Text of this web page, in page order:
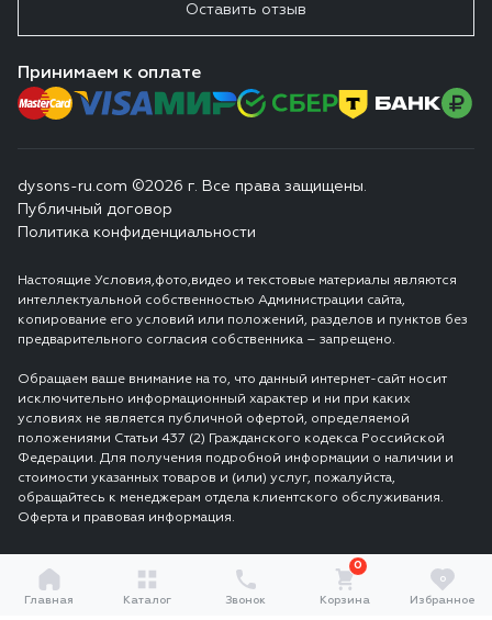
Оставить отзыв
Принимаем к оплате
dysons-ru.com ©2026 г. Все права защищены.
Публичный договор
Политика конфиденциальности
Настоящие Условия,фото,видео и текстовые материалы являются
интеллектуальной собственностью Администрации сайта,
копирование его условий или положений, разделов и пунктов без
предварительного согласия собственника – запрещено.
Обращаем ваше внимание на то, что данный интернет-сайт носит
исключительно информационный характер и ни при каких
условиях не является публичной офертой, определяемой
положениями Статьи 437 (2) Гражданского кодекса Российской
Федерации. Для получения подробной информации о наличии и
стоимости указанных товаров и (или) услуг, пожалуйста,
обращайтесь к менеджерам отдела клиентского обслуживания.
Оферта и правовая информация.
Главная Каталог Звонок
0
Корзина
0
Избранное